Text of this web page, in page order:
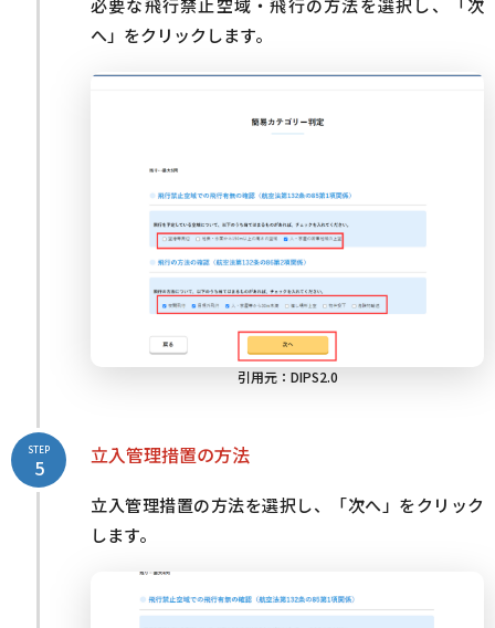
必要な飛行禁止空域・飛行の方法を選択し、「次
へ」をクリックします。
引用元： DIPS2.0
立入管理措置の方法
立入管理措置の方法を選択し、「次へ」をクリック
します。
STEP
5